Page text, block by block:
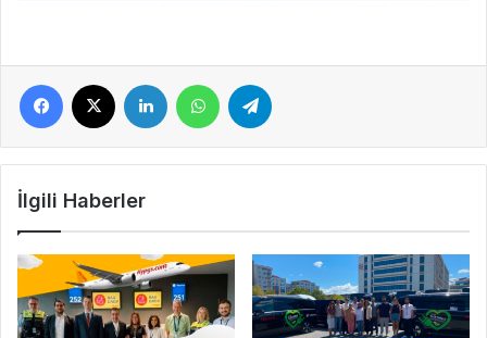
Facebook LinkedIn WhatsApp
İlgili Haberler